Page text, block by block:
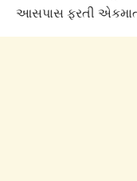
આસપાસ ફરતી